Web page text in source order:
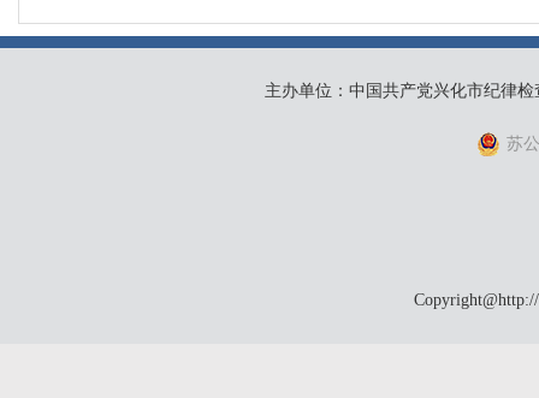
主办单位：中国共产党兴化市纪律
苏